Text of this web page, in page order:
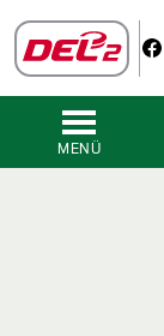
MENÜ